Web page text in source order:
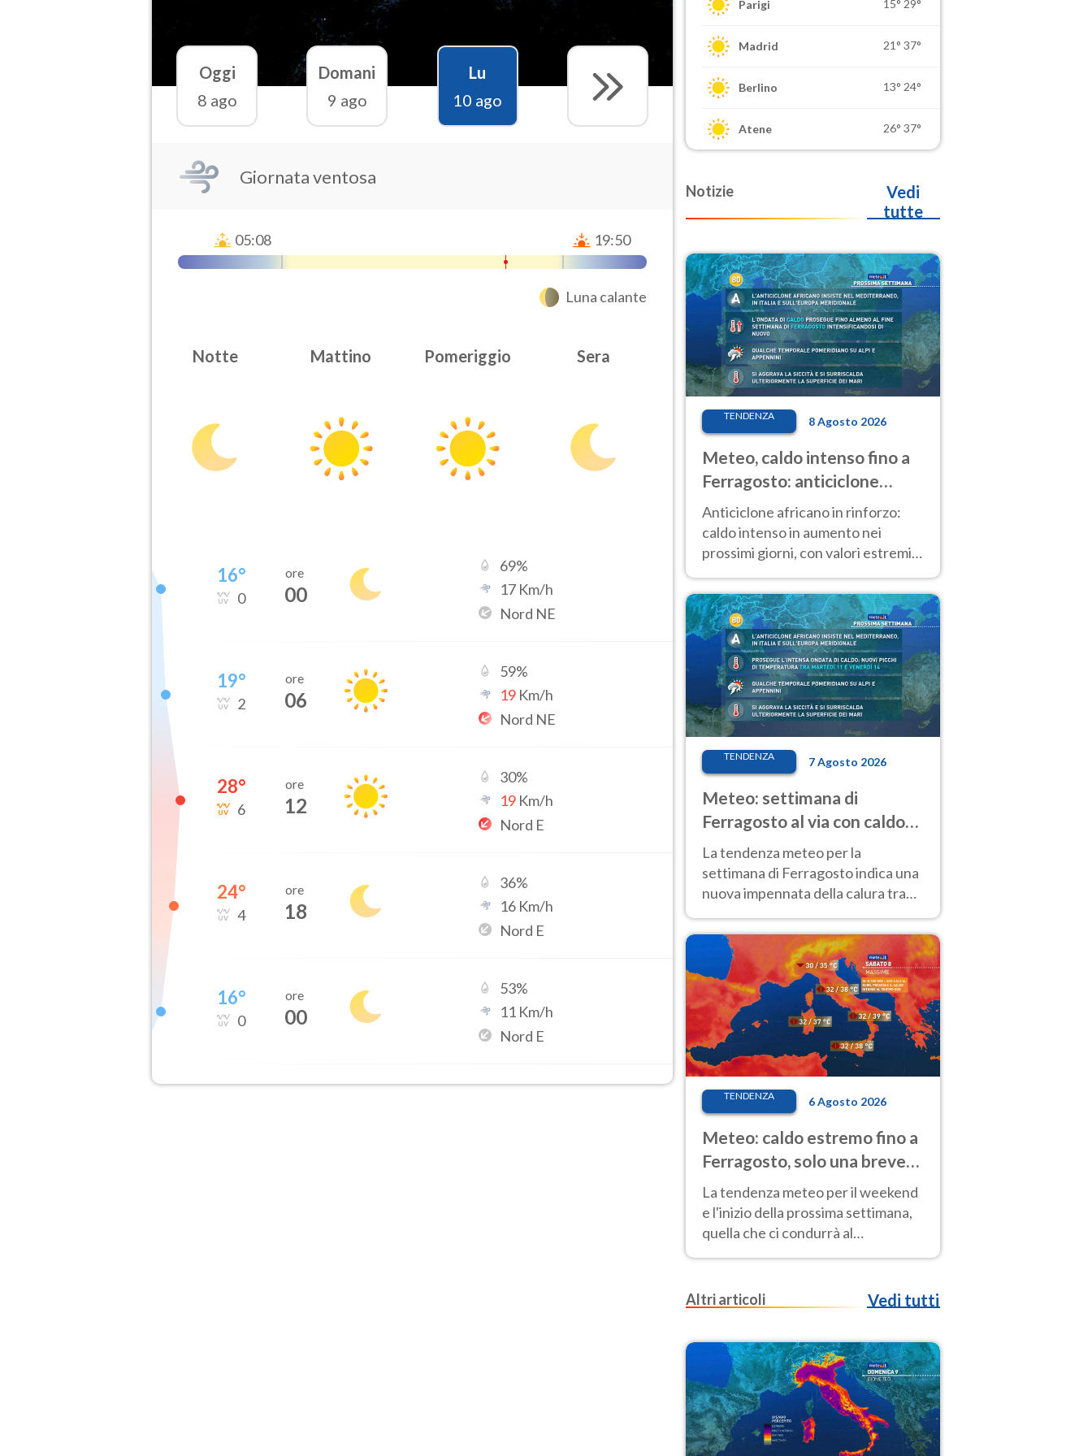
Oggi
8 ago
Domani
9 ago
Lu
10 ago
Giornata ventosa
05:08 19:50
Luna calante
Notte Mattino Pomeriggio Sera
16°
0
ore
00
69%
17 Km/h
Nord NE
19°
2
ore
06
59%
19 Km/h
Nord NE
28°
6
ore
12
30%
19 Km/h
Nord E
24°
4
ore
18
36%
16 Km/h
Nord E
16°
0
ore
00
53%
11 Km/h
Nord E
Parigi 15° 29°
Madrid 21° 37°
Berlino 13° 24°
Atene 26° 37°
Notizie
Vedi
tutte
TENDENZA 8 Agosto 2026
Meteo, caldo intenso fino a
Ferragosto: anticiclone
africano ancora
protagonista
Anticiclone africano in rinforzo:
caldo intenso in aumento nei
prossimi giorni, con valori estremi
d’Italia
TENDENZA 7 Agosto 2026
Meteo: settimana di
Ferragosto al via con caldo
intenso e qualche temporale
La tendenza meteo per la
settimana di Ferragosto indica una
nuova impennata della calura tra
anche al Nord.
TENDENZA 6 Agosto 2026
Meteo: caldo estremo fino a
Ferragosto, solo una breve
pausa. Ecco dove
La tendenza meteo per il weekend
e l'inizio della prossima settimana,
quella che ci condurrà al
Ferragosto, vede ancora
Altri articoli
Vedi tutti